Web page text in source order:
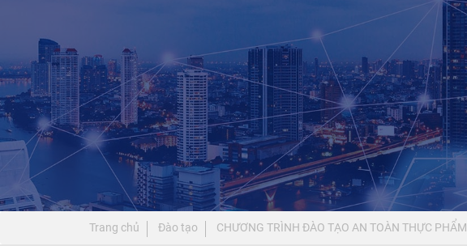
Trang chủ Đào tạo CHƯƠNG TRÌNH ĐÀO TẠO AN TOÀN THỰC PHẨM